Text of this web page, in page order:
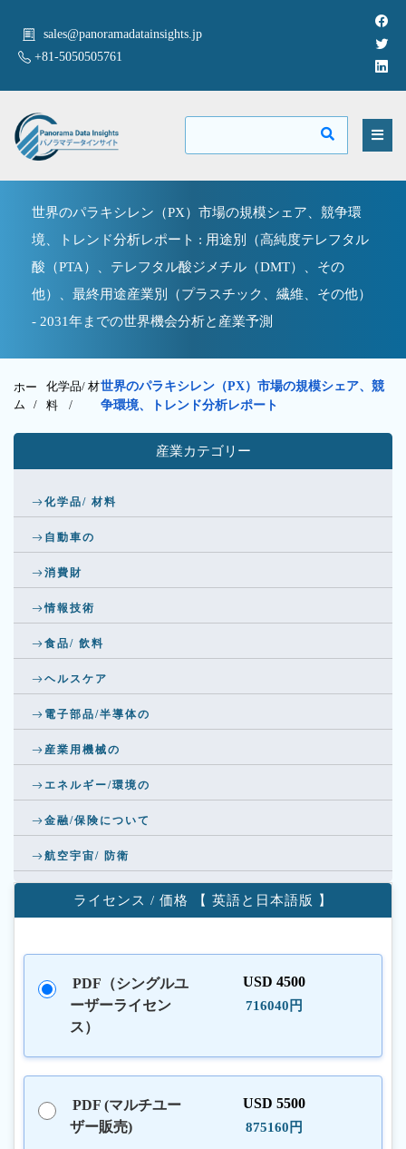
sales@panoramadatainsights.jp
+81-5050505761
世界のパラキシレン（PX）市場の規模シェア、競争環
境、トレンド分析レポート : 用途別（高純度テレフタル
酸（PTA）、テレフタル酸ジメチル（DMT）、その
他）、最終用途産業別（プラスチック、繊維、その他）
- 2031年までの世界機会分析と産業予測
ホー
ム /
化学品/ 材
料 /
世界のパラキシレン（PX）市場の規模シェア、競
争環境、トレンド分析レポート
産業カテゴリー
化学品/ 材料
自動車の
消費財
情報技術
食品/ 飲料
ヘルスケア
電子部品/半導体の
産業用機械の
エネルギー/環境の
金融/保険について
航空宇宙/ 防衛
ライセンス / 価格 【 英語と日本語版 】
PDF（シングルユ
ーザーライセン
ス）
USD 4500
716040円
PDF (マルチユー
ザー販売)
USD 5500
875160円